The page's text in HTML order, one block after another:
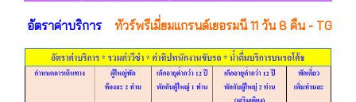
อัตราค่าบริการ ทัวร์พรีเมี่ยมแกรนด์เยอรมนี 11 วัน 8 คืน - TG